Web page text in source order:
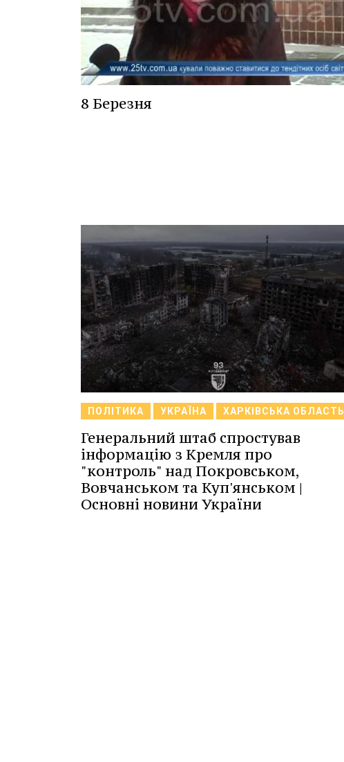
8 Березня
ПОЛІТИКА УКРАЇНА ХАРКІВСЬКА ОБЛАСТЬ
Генеральний штаб спростував
інформацію з Кремля про
"контроль" над Покровськом,
Вовчанськом та Куп'янськом |
Основні новини України